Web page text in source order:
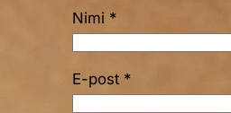
Nimi *
E-post *